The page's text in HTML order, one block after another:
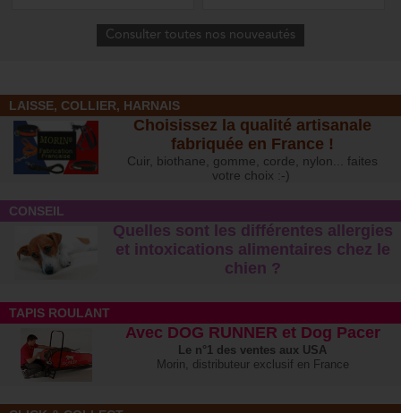
Consulter toutes nos nouveautés
LAISSE, COLLIER, HARNAIS
Choisissez la qualité artisanale
fabriquée en France !
Cuir, biothane, gomme, corde, nylon... faites
votre choix :-)
CONSEIL
Quelles sont les différentes allergies
et intoxications alimentaires chez le
chien ?
TAPIS ROULANT
Avec DOG RUNNER et Dog Pacer
Le n°1 des ventes aux USA
Morin, distributeur exclusif en France